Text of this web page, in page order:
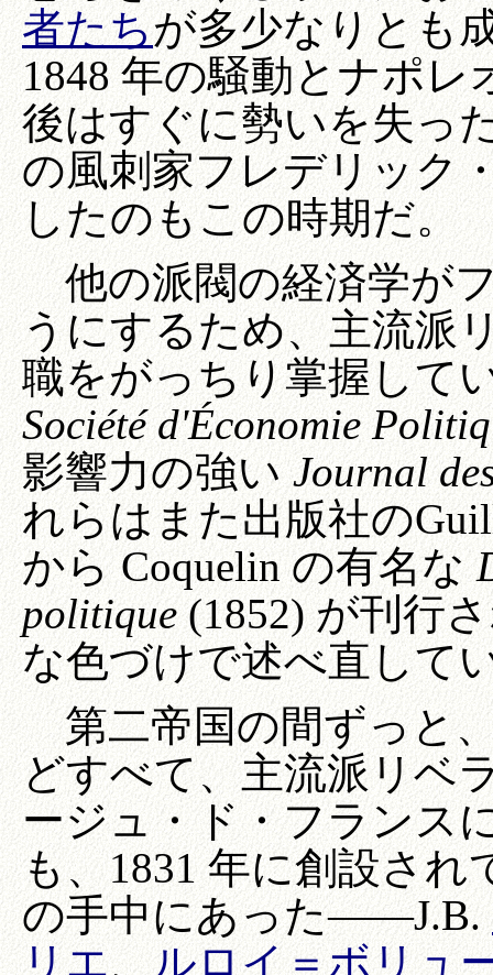
者たちが多少なりとも
1848 年の騒動とナポ
後はすぐに勢いを失っ
の風刺家フレデリック
したのもこの時期だ。
他の派閥の経済学が
うにするため、主流派
職をがっちり掌握して
Société d'Économie
影響力の強いJournal
れらはまた出版社の
から Coquelin の有名な
politique(1852) が刊行
な色づけで述べ直して
第二帝国の間ずっと
どすべて、主流派リベ
ージュ・ド・フランス
も、1831 年に創設さ
の手中にあった――J.B.
リエ、ルロイ＝ボリュ